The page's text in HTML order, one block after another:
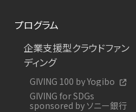
プログラム
企業支援型クラウドファン
ディング
GIVING 100 by Yogibo
GIVING for SDGs
sponsored by ソニー銀行